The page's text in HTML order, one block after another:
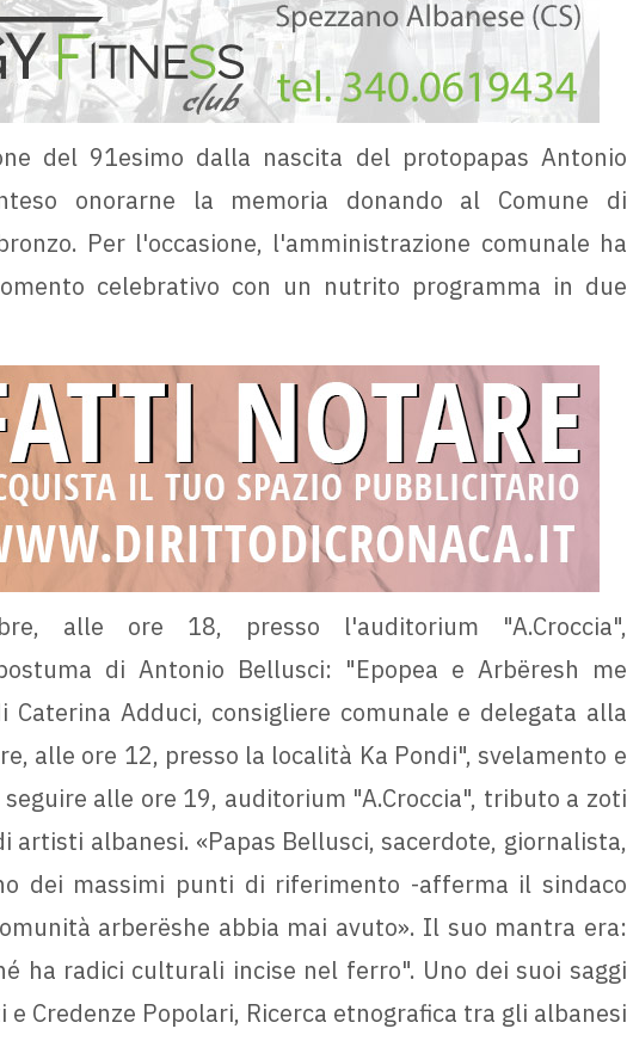
del 91esimo dalla nascita del protopapas Antonio
onorarne la memoria donando al Comune di
Per l'occasione, l'amministrazione comunale ha
celebrativo con un nutrito programma in due
alle ore 18, presso l'auditorium "A.Croccia",
di Antonio Bellusci: "Epopea e Arbëresh me
Caterina Adduci, consigliere comunale e delegata alla
alle ore 12, presso la località Ka Pondi", svelamento e
alle ore 19, auditorium "A.Croccia", tributo a zoti
artisti albanesi. «Papas Bellusci, sacerdote, giornalista,
dei massimi punti di riferimento -afferma il sindaco
arberëshe abbia mai avuto». Il suo mantra era:
ha radici culturali incise nel ferro". Uno dei suoi saggi
Credenze Popolari, Ricerca etnografica tra gli albanesi